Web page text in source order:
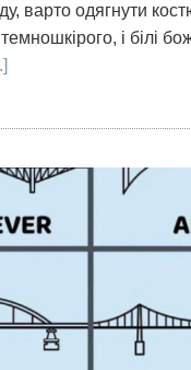
варто одягнути
і білі